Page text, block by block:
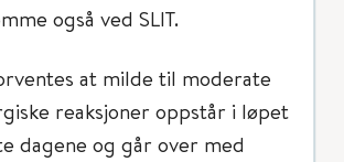
også ved SLIT.
at milde til moderate
reaksjoner oppstår i løpet
dagene og går over med